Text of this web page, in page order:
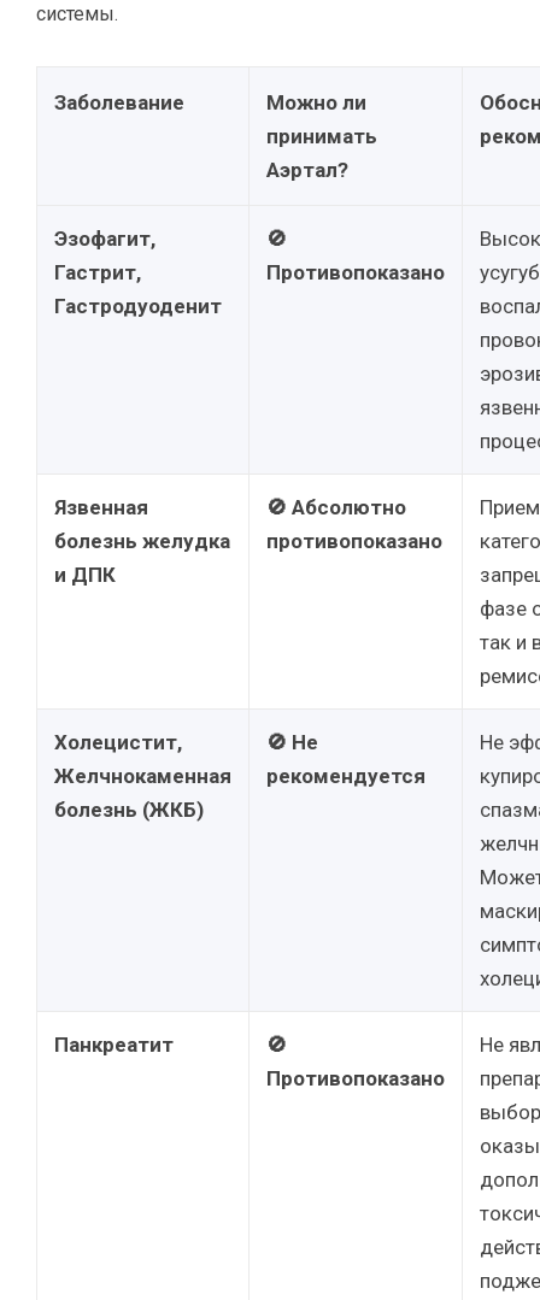
системы.
Заболевание
Можно ли
принимать
Аэртал?
Эзофагит,
Гастрит,
Гастродуоденит
🚫
Противопоказано
Язвенная
болезнь желудка
и ДПК
🚫 Абсолютно
противопоказано
Прием
фазе
так и
Холецистит,
Желчнокаменная
болезнь (ЖКБ)
🚫 Не
рекомендуется
Не
Панкреатит
🚫
Противопоказано
Не